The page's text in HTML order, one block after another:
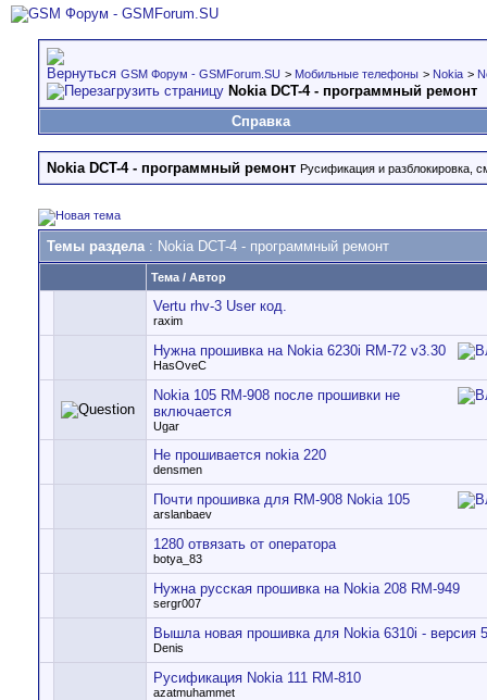
GSM Форум - GSMForum.SU > Мобильные телефоны > Nokia >
Nokia DCT-4 - программный ремонт
Справка
Nokia DCT-4 - программный ремонт Русификация и разблокировка,
Темы раздела: Nokia DCT-4 - программный ремонт
Тема / Автор
Vertu rhv-3 User код.
raxim
Нужна прошивка на Nokia 6230i RM-72 v3.30
HasOveC
Nokia 105 RM-908 после прошивки не
включается
Ugar
Не прошивается nokia 220
densmen
Почти прошивка для RM-908 Nokia 105
arslanbaev
1280 отвязать от оператора
botya_83
Нужна русская прошивка на Nokia 208 RM-949
sergr007
Вышла новая прошивка для Nokia 6310i - версия
Denis
Русификация Nokia 111 RM-810
azatmuhammet